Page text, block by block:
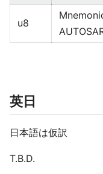
u8
英日
日本語は仮訳
T.B.D.